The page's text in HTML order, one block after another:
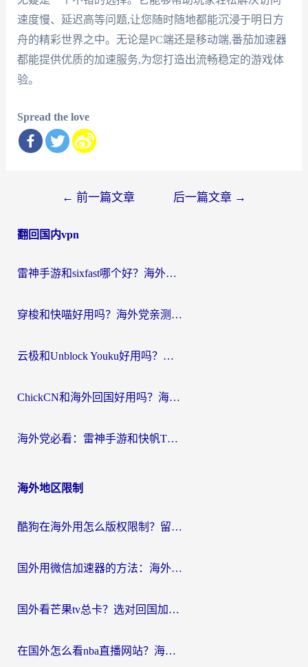
速度慢、延迟高等问题,让您随时随地都能沉浸于明日方
舟的精彩世界之中。无论是PC端还是移动端,番茄加速器
都能提供优质的加速服务,为您打造出流畅稳定的游戏体
验。
Spread the love
导
← 前一篇文章 后一篇文章 →
翻回国内vpn
雷神手游和sixfast哪个好？海外党亲测3款回国加速器，教你选对不踩坑
穿梭和快喵好用吗？海外党亲测：小众加速器对比+番茄加速器深度体验
云极和Unblock Youku好用吗？海外党亲测+2026回国加速器避坑指南
ChickCN和海外回国好用吗？海外党2026亲测：从手游到影音，选对加速器的3个关键
海外党必看：雷神手游和快帆TV版好用吗？3步选对回国加速器不踩坑
海外地区限制
酷狗在海外用怎么版权限制？留学生亲测：3步解决听国内音乐难题
国外用微信加速器的方法：海外党无缝连接国内生活的实用指南
国外看芒果tv总卡？选对回国加速器，轻松追《浪姐》不费劲
在国外怎么看nba直播网站？海外党专属体育观赛指南，告别地区限制！